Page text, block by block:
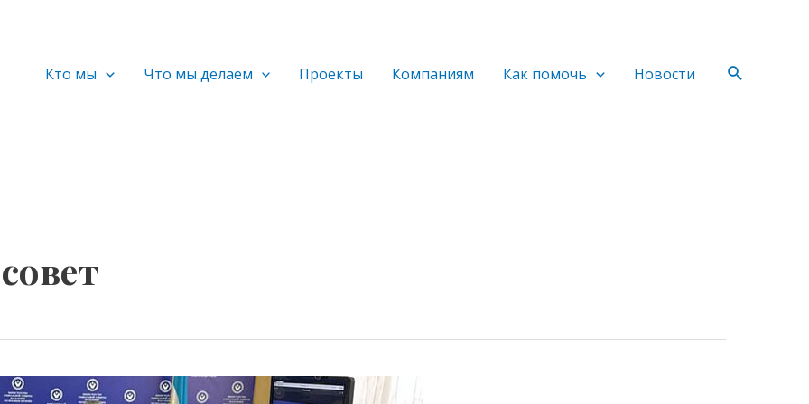
Кто мы Что мы делаем Проекты Компаниям Как помочь Новости Поиск